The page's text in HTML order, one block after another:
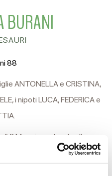
BURANI
88
ANTONELLA e CRISTINA,
i nipoti LUCA, FEDERICA e
2 Maggio partendo alle ore
Nuovo di Coviolo per